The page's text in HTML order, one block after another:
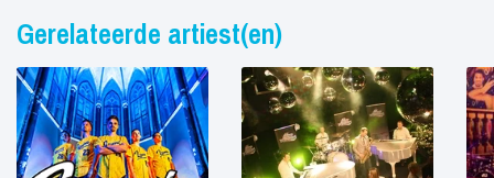
Gerelateerde artiest(en)